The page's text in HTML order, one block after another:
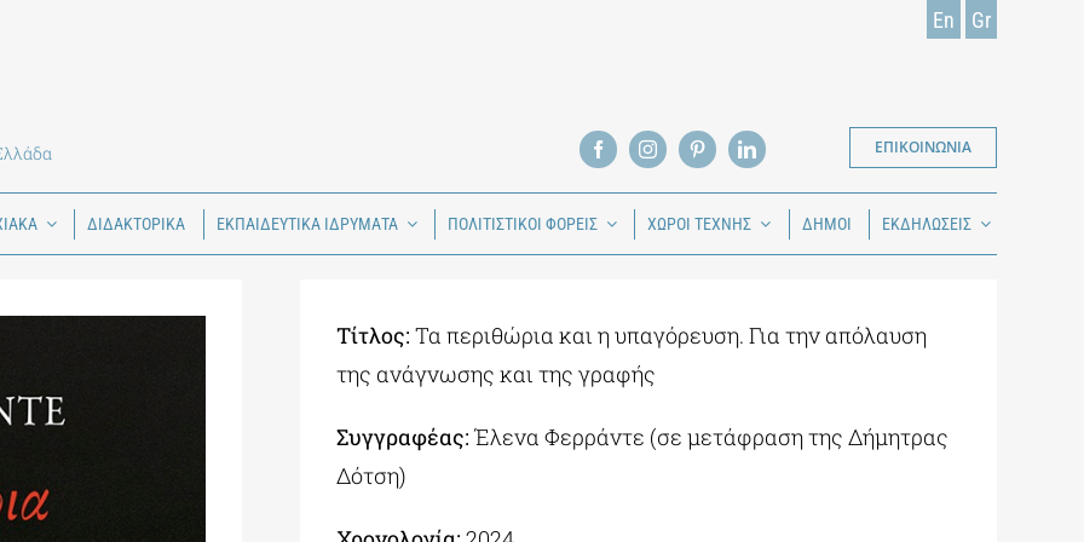
En Gr
ΕΠΙΚΟΙΝΩΝΙΑ
ΔΙΔΑΚΤΟΡΙΚΑ ΕΚΠΑΙΔΕΥΤΙΚΑ ΙΔΡΥΜΑΤΑ ΠΟΛΙΤΙΣΤΙΚΟΙ ΦΟΡΕΙΣ ΧΩΡΟΙ ΤΕΧΝΗΣ ΔΗΜΟΙ ΕΚΔΗΛΩΣΕΙΣ
Τίτλος: Τα περιθώρια και η υπαγόρευση. Για την απόλαυση
της ανάγνωσης και της γραφής
Συγγραφέας: Έλενα Φερράντε (σε μετάφραση της Δήμητρας
Δότση)